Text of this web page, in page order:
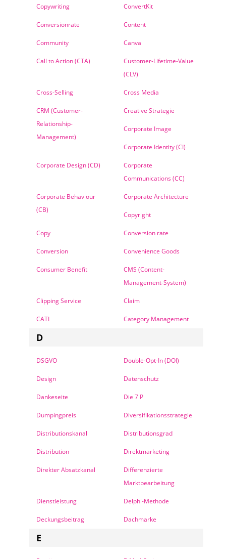
Copywriting ConvertKit
Conversionrate Content
Community Canva
Call to Action (CTA)
Customer-Lifetime-Value
(CLV)
Cross-Selling Cross Media
CRM (Customer-
Relationship-
Management)
Creative Strategie
Corporate Image
Corporate Identity (CI)
Corporate Design (CD)
Corporate
Communications (CC)
Corporate Behaviour
(CB)
Corporate Architecture
Copyright
Copy Conversion rate
Conversion Convenience Goods
Consumer Benefit
CMS (Content-
Management-System)
Clipping Service Claim
CATI Category Management
D
DSGVO Double-Opt-In (DOI)
Design Datenschutz
Dankeseite Die 7 P
Dumpingpreis Diversifikationsstrategie
Distributionskanal Distributionsgrad
Distribution Direktmarketing
Direkter Absatzkanal
Differenzierte
Marktbearbeitung
Dienstleistung Delphi-Methode
Deckungsbeitrag Dachmarke
E